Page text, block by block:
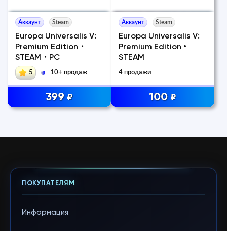
Аккаунт Steam
Europa Universalis V:
Premium Edition・
STEAM・PC
5 10+ продаж
399 ₽
Аккаунт Steam
Europa Universalis V:
Premium Edition •
STEAM
4 продажи
100 ₽
ПОКУПАТЕЛЯМ
Информация